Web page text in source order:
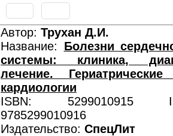
Автор: Трухан Д.И.
Название: Болезни
системы: клиника,
лечение.
кардиологии
ISBN: 5299010915
9785299010916
Издательство: СпецЛит